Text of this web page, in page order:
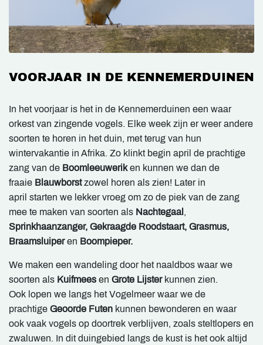
VOORJAAR IN DE KENNEMERDUINEN
In het voorjaar is het in de Kennemerduinen een waar
orkest van zingende vogels. Elke week zijn er weer andere
soorten te horen in het duin, met terug van hun
wintervakantie in Afrika. Zo klinkt begin april de prachtige
zang van de Boomleeuweriken kunnen we dan de
fraaie Blauwborstzowel horen als zien! Later in
april starten we lekker vroeg om zo de piek van de zang
mee te maken van soorten als Nachtegaal ,
Sprinkhaanzanger, Gekraagde Roodstaart, Grasmus,
Braamsluiperen Boompieper.
We maken een wandeling door het naaldbos waar we
soorten als Kuifmees en Grote Lijsterkunnen zien.
Ook lopen we langs het Vogelmeer waar we de
prachtige Geoorde Futen kunnen bewonderen en waar
ook vaak vogels op doortrek verblijven, zoals steltlopers en
zwaluwen. In dit duingebied langs de kust is het ook altijd